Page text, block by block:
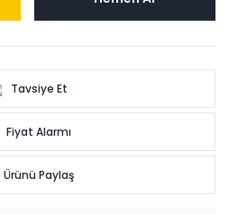
Tavsiye Et
Fiyat Alarmı
Ürünü Paylaş